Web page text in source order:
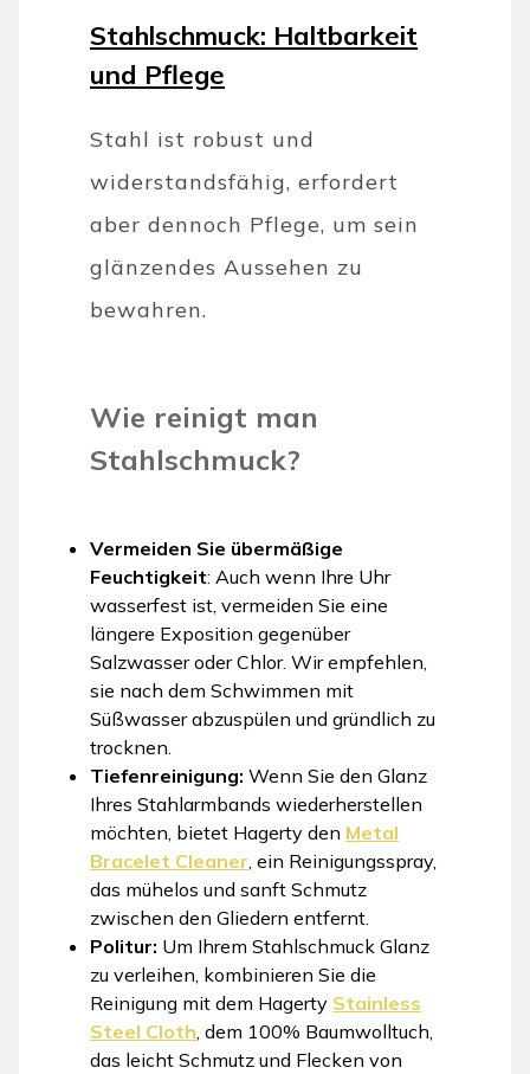
Stahlschmuck: Haltbarkeit
und Pflege
Stahl ist robust und
widerstandsfähig, erfordert
aber dennoch Pflege, um sein
glänzendes Aussehen zu
bewahren.
Wie reinigt man
Stahlschmuck?
Vermeiden Sie übermäßige
Feuchtigkeit: Auch wenn Ihre Uhr
wasserfest ist, vermeiden Sie eine
längere Exposition gegenüber
Salzwasser oder Chlor. Wir empfehlen,
sie nach dem Schwimmen mit
Süßwasser abzuspülen und gründlich zu
trocknen.
Tiefenreinigung: Wenn Sie den Glanz
Ihres Stahlarmbands wiederherstellen
möchten, bietet Hagerty den Metal
Bracelet Cleaner , ein Reinigungsspray,
das mühelos und sanft Schmutz
zwischen den Gliedern entfernt.
Politur: Um Ihrem Stahlschmuck Glanz
zu verleihen, kombinieren Sie die
Reinigung mit dem Hagerty Stainless
Steel Cloth , dem 100% Baumwolltuch,
das leicht Schmutz und Flecken von